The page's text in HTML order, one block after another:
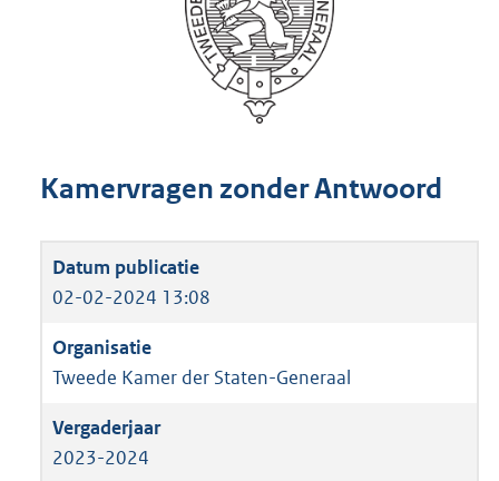
Kamervragen zonder Antwoord
02-02-2024 13:08
Tweede Kamer der Staten-Generaal
2023-2024